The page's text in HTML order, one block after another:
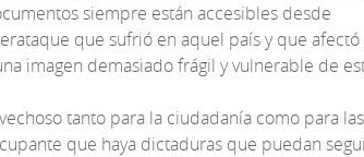
siempre están accesibles desde
que sufrió en aquel país y que afectó
imagen demasiado frágil y vulnerable de
tanto para la ciudadanía como para las
que haya dictaduras que puedan